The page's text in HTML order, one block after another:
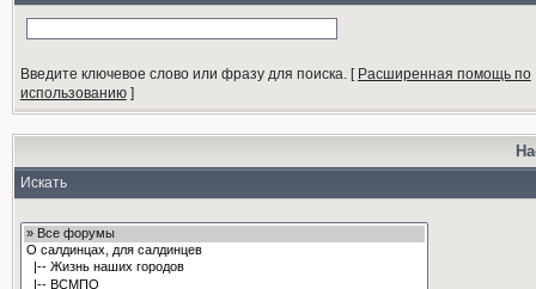
Введите ключевое слово или фразу для поиска.[ Расширенная помощь по
использованию]
Искать